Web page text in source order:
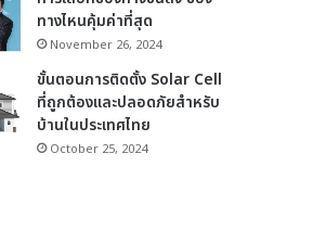
ทางไหนคุ้มค่าที่สุด
November 26, 2024
ขั้นตอนการติดตั้ง Solar Cell
ที่ถูกต้องและปลอดภัยสำหรับ
บ้านในประเทศไทย
October 25, 2024